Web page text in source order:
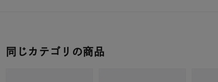
同じカテゴリの商品